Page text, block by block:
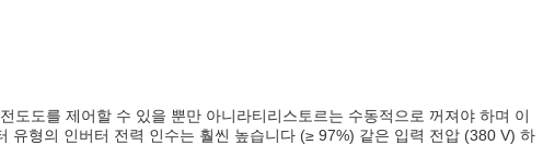
도도를 제어할 수 있을 뿐만 아니라티리스토르는 수동적으로 꺼져야 하며 이
유형의 인버터 전력 인수는 훨씬 높습니다 (≥ 97%) 같은 입력 전압 (380 V) 하